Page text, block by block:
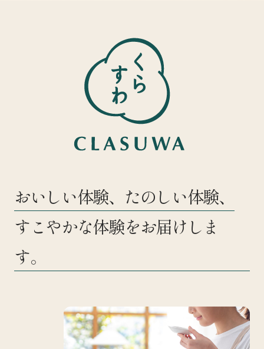
おいしい体験、たのしい体験、
すこやかな体験をお届けしま
す。